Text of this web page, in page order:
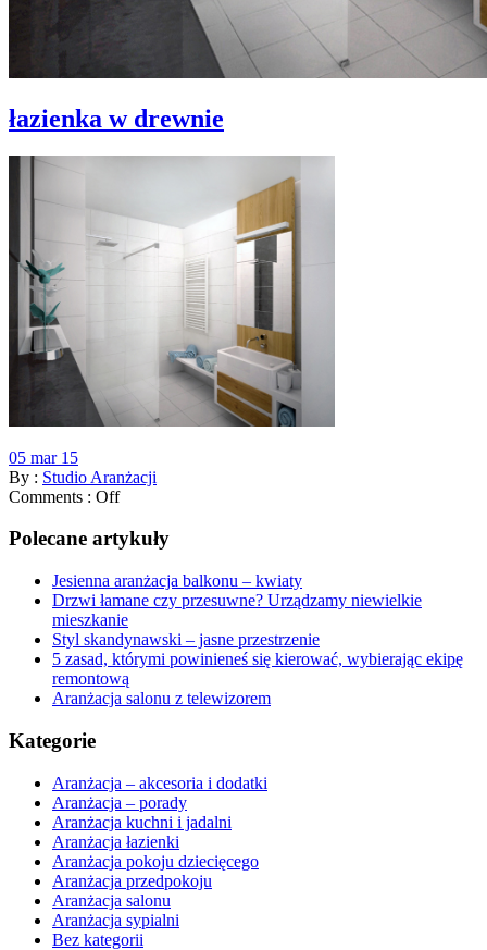
łazienka w drewnie
05 mar 15
By : Studio Aranżacji
Comments : Off
Polecane artykuły
Jesienna aranżacja balkonu – kwiaty
Drzwi łamane czy przesuwne? Urządzamy niewielkie
mieszkanie
Styl skandynawski – jasne przestrzenie
5 zasad, którymi powinieneś się kierować, wybierając ekipę
remontową
Aranżacja salonu z telewizorem
Kategorie
Aranżacja – akcesoria i dodatki
Aranżacja – porady
Aranżacja kuchni i jadalni
Aranżacja łazienki
Aranżacja pokoju dziecięcego
Aranżacja przedpokoju
Aranżacja salonu
Aranżacja sypialni
Bez kategorii